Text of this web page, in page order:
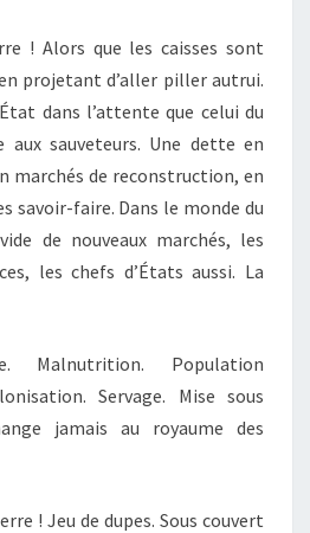
! Alors que les caisses sont
projetant d’aller piller autrui.
dans l’attente que celui du
sauveteurs. Une dette en
marchés de reconstruction, en
savoir-faire. Dans le monde du
de nouveaux marchés, les
les chefs d’États aussi. La
Malnutrition. Population
Servage. Mise sous
jamais au royaume des
! Jeu de dupes. Sous couvert